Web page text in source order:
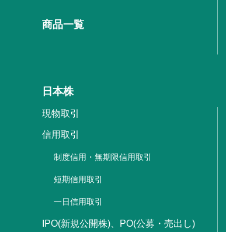
商品一覧
日本株
現物取引
信用取引
制度信用・無期限信用取引
短期信用取引
一日信用取引
IPO(新規公開株)、PO(公募・売出し)